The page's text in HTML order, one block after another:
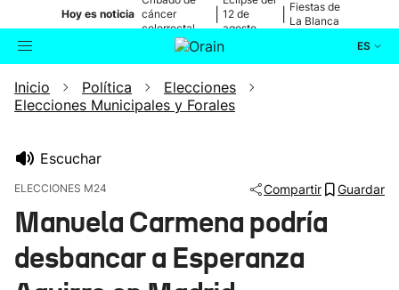
Hoy es noticia cáncer
colorrectal
12 de
agosto
Fiestas de
La Blanca
ES
Buscador Actualidad
Ikusmiran
Eguraldia
Inicio Política
Elecciones
Elecciones Municipales y Forales
Escuchar
ELECCIONES M24 Compartir Guardar
Manuela Carmena podría
desbancar a Esperanza